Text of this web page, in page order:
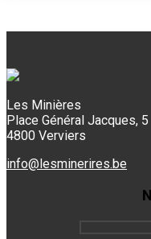
Les Minières
Place Général Jacques, 5
4800 Verviers
info@lesminerires.be